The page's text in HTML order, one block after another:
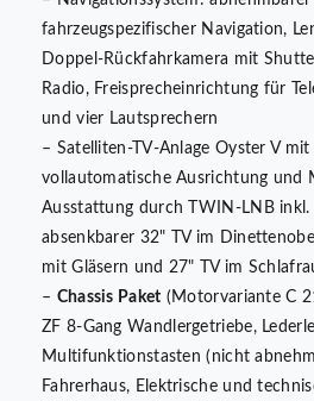
fahrzeugspezifischer Navigation,
Doppel-Rückfahrkamera mit
Radio, Freisprecheinrichtung für
und vier Lautsprechern
– Satelliten-TV-Anlage Oyster V
vollautomatische Ausrichtung und
Ausstattung durch TWIN-LNB inkl.
absenkbarer 32" TV im
mit Gläsern und 27" TV im
– Chassis Paket (Motorvariante C
ZF 8-Gang Wandlergetriebe,
Multifunktionstasten (nicht
Fahrerhaus, Elektrische und